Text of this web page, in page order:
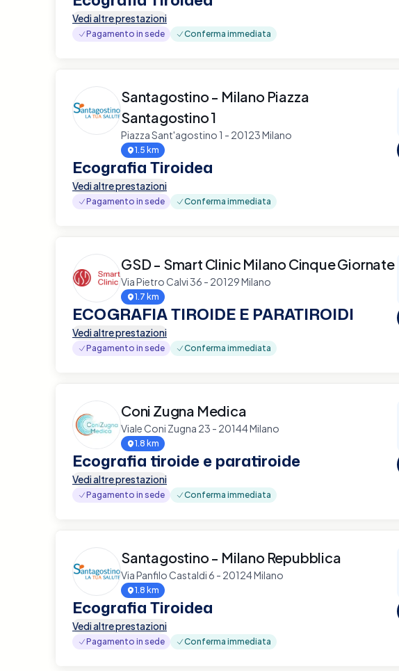
Vedi altre prestazioni
Pagamento in sede Conferma immediata
Santagostino - Milano Piazza
Santagostino 1
Piazza Sant'agostino 1 - 20123 Milano
1.5 km
Ecografia Tiroidea
Vedi altre prestazioni
Pagamento in sede Conferma immediata
GSD - Smart Clinic Milano Cinque Giornate
Via Pietro Calvi 36 - 20129 Milano
1.7 km
ECOGRAFIA TIROIDE E PARATIROIDI
Vedi altre prestazioni
Pagamento in sede Conferma immediata
Coni Zugna Medica
Viale Coni Zugna 23 - 20144 Milano
1.8 km
Ecografia tiroide e paratiroide
Vedi altre prestazioni
Pagamento in sede Conferma immediata
Santagostino - Milano Repubblica
Via Panfilo Castaldi 6 - 20124 Milano
1.8 km
Ecografia Tiroidea
Vedi altre prestazioni
Pagamento in sede Conferma immediata